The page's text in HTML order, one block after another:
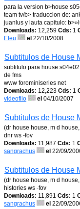
para la version b>house
team tv/b> traduccion de:
juanlus y lauta capitulo:
Downloads: 12,259 Cds: 1
Eleu
el 22/10/2008
Subtitulos de House
subtitulo para house
de fms
www forominiseries net
Downloads: 12,223 Cds: 1
videofilo
el 04/10/2007
Subtitulos de House
(dr house house, m d
dnr ws -fov
Downloads: 11,987 Cds: 1
sangrachus
el 22/09/
Subtitulos de House
(dr house house, m d
histories ws -fov
Downloads: 11,891 Cds: 1
sangrachus
el 22/09/